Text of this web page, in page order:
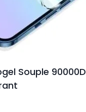
Souple 90000D